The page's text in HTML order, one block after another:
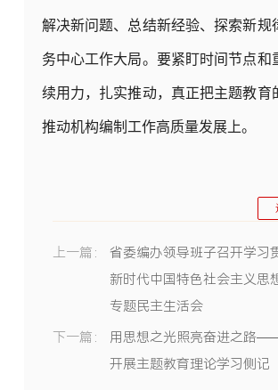
解决新问题、总结新经验、探索新规
务中心工作大局。要紧盯时间节点和
续用力，扎实推动，真正把主题教育
推动机构编制工作高质量发展上。
上一篇：
省委编办领导班子召开学习
新时代中国特色社会主义思
专题民主生活会
下一篇：
用思想之光照亮奋进之路
开展主题教育理论学习侧记